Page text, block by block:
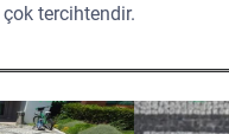
tercihtendir.